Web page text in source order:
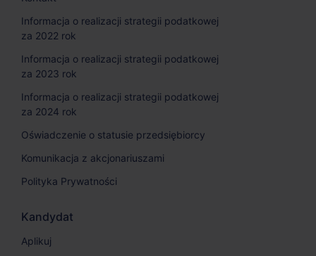
Informacja o realizacji strategii podatkowej
za 2022 rok
Informacja o realizacji strategii podatkowej
za 2023 rok
Informacja o realizacji strategii podatkowej
za 2024 rok
Oświadczenie o statusie przedsiębiorcy
Komunikacja z akcjonariuszami
Polityka Prywatności
Kandydat
Aplikuj